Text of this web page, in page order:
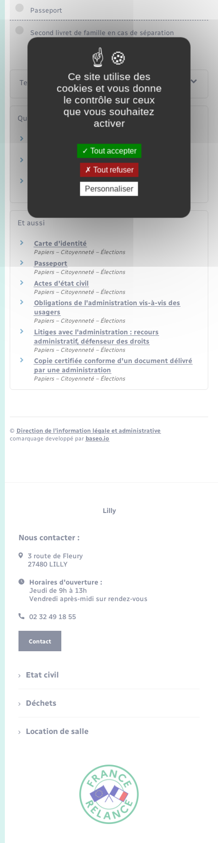
Passeport
Second livret de famille en cas de séparation
Textes de référence
Questions ? Réponses !
ou passeport est refusé ?
Comment contester un refus de la mairie en
matière d'état civil ?
Comment consulter les décisions de sa mairie,
son département ou sa région ?
Et aussi
Carte d'identité
Papiers – Citoyenneté – Élections
Passeport
Papiers – Citoyenneté – Élections
Actes d'état civil
Papiers – Citoyenneté – Élections
Obligations de l'administration vis-à-vis des
usagers
Papiers – Citoyenneté – Élections
Litiges avec l'administration : recours
administratif, défenseur des droits
Papiers – Citoyenneté – Élections
Copie certifiée conforme d'un document délivré
par une administration
Papiers – Citoyenneté – Élections
© Direction de l’information légale et administrative
comarquage developpé par baseo.io
Lilly
Nous contacter :
3 route de Fleury
27480 LILLY
Horaires d'ouverture :
Jeudi de 9h à 13h
Vendredi après-midi sur rendez-vous
02 32 49 18 55
Contact
Etat civil
Déchets
Location de salle
Ce site utilise des
cookies et vous donne
le contrôle sur ceux
que vous souhaitez
activer
Tout accepter
Tout refuser
Personnaliser